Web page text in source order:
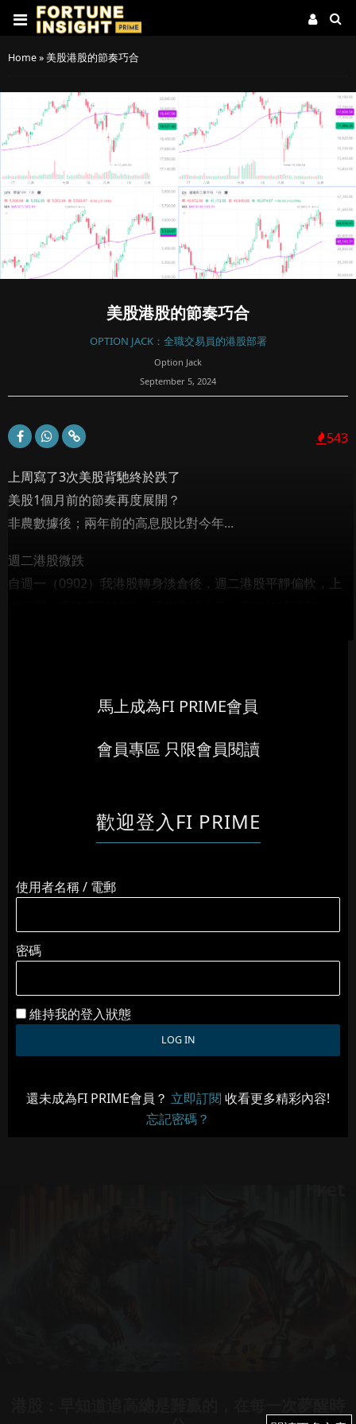
Home»美股港股的節奏巧合
美股港股的節奏巧合
OPTION JACK：全職交易員的港股部署
Option Jack
September 5, 2024
543
上周寫了3次美股背馳終於跌了
美股1個月前的節奏再度展開？
非農數據後；兩年前的高息股比對今年...
週二港股微跌
自週一（0902）我港股轉身淡倉後，週二港股平靜偏軟，上
馬上成為FI PRIME會員
會員專區 只限會員閱讀
歡迎登入FI PRIME
使用者名稱 / 電郵
密碼
維持我的登入狀態
還未成為FI PRIME會員？ 立即訂閱 收看更多精彩內容!
忘記密碼？